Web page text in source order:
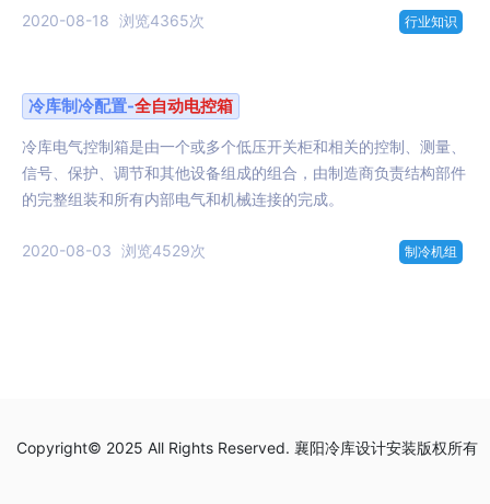
2020-08-18 浏览4365次 行业知识
冷库制冷配置-全自动电控箱
冷库电气控制箱是由一个或多个低压开关柜和相关的控制、测量、
信号、保护、调节和其他设备组成的组合，由制造商负责结构部件
的完整组装和所有内部电气和机械连接的完成。
2020-08-03 浏览4529次 制冷机组
Copyright© 2025 All Rights Reserved. 襄阳冷库设计安装版权所有